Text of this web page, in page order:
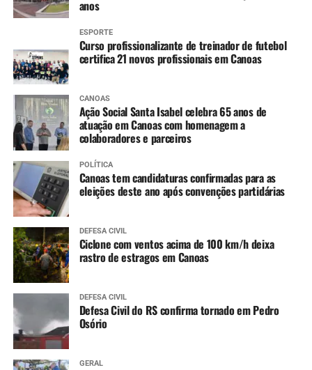
anos
ESPORTE
Curso profissionalizante de treinador de futebol
certifica 21 novos profissionais em Canoas
CANOAS
Ação Social Santa Isabel celebra 65 anos de
atuação em Canoas com homenagem a
colaboradores e parceiros
POLÍTICA
Canoas tem candidaturas confirmadas para as
eleições deste ano após convenções partidárias
DEFESA CIVIL
Ciclone com ventos acima de 100 km/h deixa
rastro de estragos em Canoas
DEFESA CIVIL
Defesa Civil do RS confirma tornado em Pedro
Osório
GERAL